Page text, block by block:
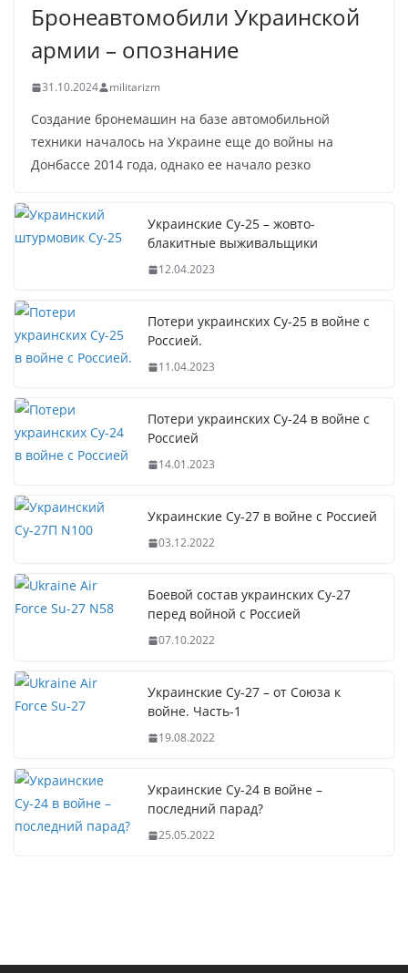
Бронеавтомобили Украинской
армии – опознание
31.10.2024 militarizm
Создание бронемашин на базе автомобильной
техники началось на Украине еще до войны на
Донбассе 2014 года, однако ее начало резко
Украинские Су-25 – жовто-
блакитные выживальщики
12.04.2023
Потери украинских Су-25 в войне с
Россией.
11.04.2023
Потери украинских Су-24 в войне с
Россией
14.01.2023
Украинские Су-27 в войне с Россией
03.12.2022
Боевой состав украинских Су-27
перед войной с Россией
07.10.2022
Украинские Су-27 – от Союза к
войне. Часть-1
19.08.2022
Украинские Су-24 в войне –
последний парад?
25.05.2022